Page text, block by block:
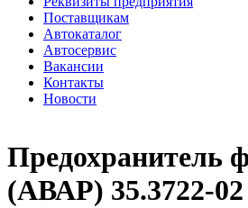
Поставщикам
Автокаталог
Автосервис
Вакансии
Контакты
Новости
Предохранитель
(АВАР) 35.3722-02